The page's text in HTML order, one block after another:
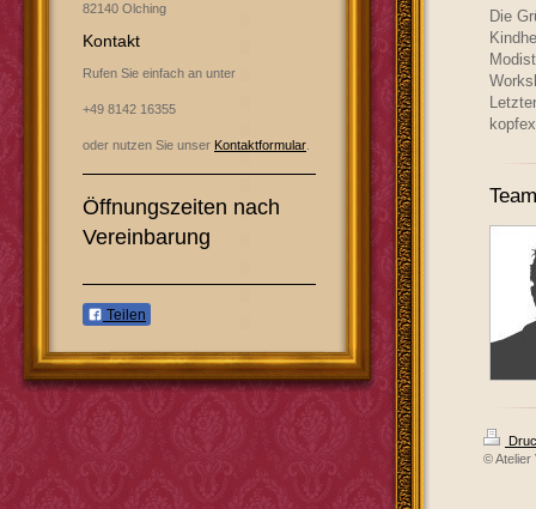
Die
Team
© Atelier
82140 Olching
Kontakt
Rufen Sie einfach an unter
+49 8142 16355
oder nutzen Sie unser Kontaktformular
Öffnungszeiten nach
Vereinbarung
Teilen